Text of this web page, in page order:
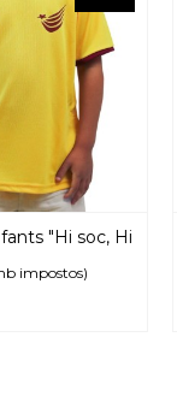
"Hi soc, Hi
impostos)